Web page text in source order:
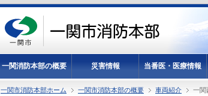
一関消防本部の概要 災害情報 当番医・医療情報
一関市消防本部ホーム 一関市消防本部の概要 車両紹介 一関